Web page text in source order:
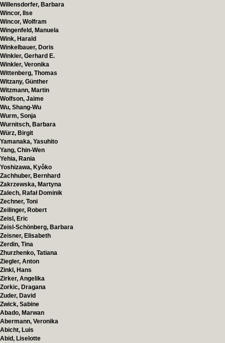
Willensdorfer, Barbara
Wincor, Ilse
Wincor, Wolfram
Wingenfeld, Manuela
Wink, Harald
Winkelbauer, Doris
Winkler, Gerhard E.
Winkler, Veronika
Wittenberg, Thomas
Witzany, Günther
Witzmann, Martin
Wolfson, Jaime
Wu, Shang-Wu
Wurm, Sonja
Wurnitsch, Barbara
Würz, Birgit
Yamanaka, Yasuhito
Yang, Chin-Wen
Yehia, Rania
Yoshizawa, Kyôko
Zachhuber, Bernhard
Zakrzewska, Martyna
Zalech, Rafał Dominik
Zechner, Toni
Zeilinger, Robert
Zeisl, Eric
Zeisl-Schönberg, Barbara
Zeisner, Elisabeth
Zerdin, Tina
Zhurzhenko, Tatiana
Ziegler, Anton
Zinkl, Hans
Zirker, Angelika
Zorkic, Dragana
Zuder, David
Zwick, Sabine
Abado, Marwan
Abermann, Veronika
Abicht, Luis
Abid, Liselotte